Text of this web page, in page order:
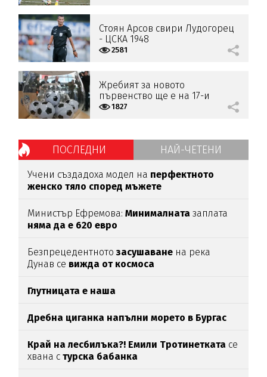
Стоян Арсов свири Лудогорец
- ЦСКА 1948
2581
Жребият за новото
първенство ще е на 17-и
април
1827
ПОСЛЕДНИ НАЙ-ЧЕТЕНИ
Учени създадоха модел на перфектното
женско тяло според мъжете
Министър Ефремова:Минималната заплата
няма да е 620 евро
Безпрецедентнотозасушаване на река
Дунав се вижда от космоса
Глутницата е наша
Дребна циганка напълни морето в Бургас
Край на лесбилъка?! Емили Тротинетката се
хвана с турска бабанка